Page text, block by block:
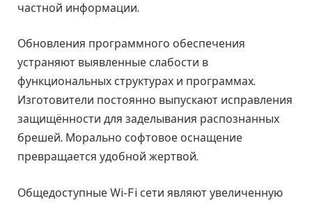
частной информации.
Обновления программного обеспечения
устраняют выявленные слабости в
функциональных структурах и программах.
Изготовители постоянно выпускают исправления
защищённости для заделывания распознанных
брешей. Морально софтовое оснащение
превращается удобной жертвой.
Общедоступные Wi-Fi сети являют увеличенную